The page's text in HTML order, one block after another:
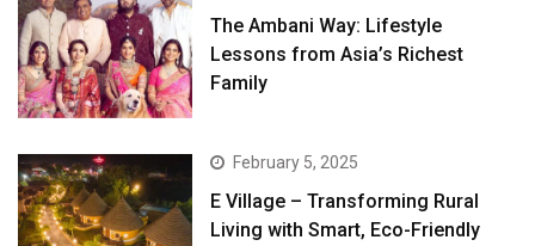
The Ambani Way: Lifestyle
Lessons from Asia’s Richest
Family
February 5, 2025
E Village – Transforming Rural
Living with Smart, Eco-Friendly